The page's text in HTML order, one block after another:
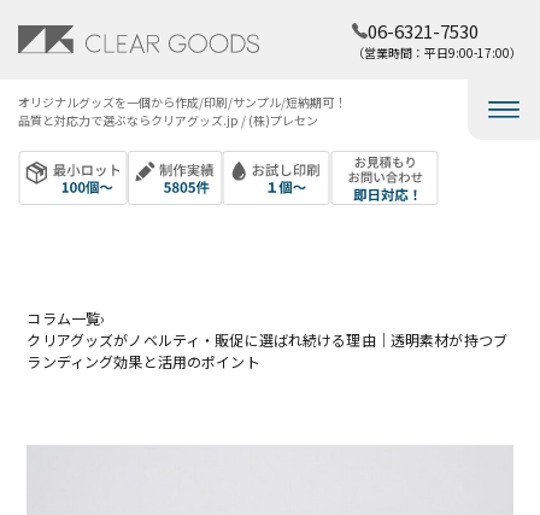
オリジナルグッズを​一個から​作成/印刷/サンプル/短納期可！​
品質と​対応力で​選ぶなら​クリアグッズ.jp / (株)プレセン
06-6321-7530
（営業時間：平日9:00-17:00）
コラム一覧›
クリアグッズがノベルティ・販促に選ばれ続ける理由｜透明素材が持つブ
ランディング効果と活用のポイント